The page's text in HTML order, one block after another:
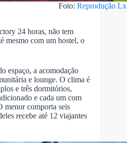
Foto: Reprodução
24 horas, não tem
mesmo com um hostel, o
espaço, a acomodação
e lounge. O clima é
e três dormitórios,
e cada um com
menor comporta seis
recebe até 12 viajantes